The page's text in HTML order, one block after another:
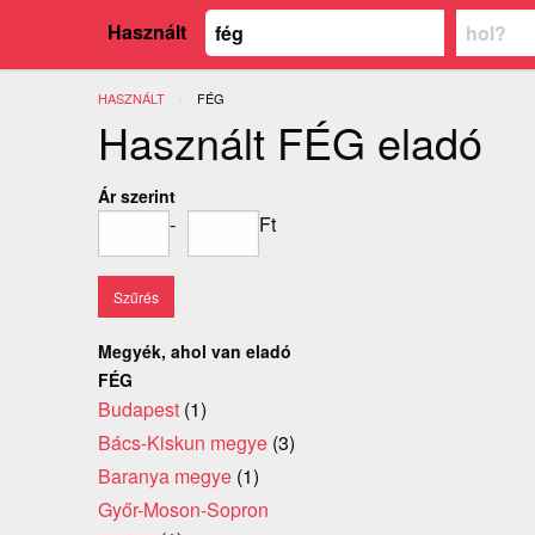
Használt
HASZNÁLT JELENLEGI:
FÉG
Használt FÉG eladó
Ár szerint
- Ft
Megyék, ahol van eladó
FÉG
Budapest (1)
Bács-Kiskun megye (3)
Baranya megye (1)
Győr-Moson-Sopron